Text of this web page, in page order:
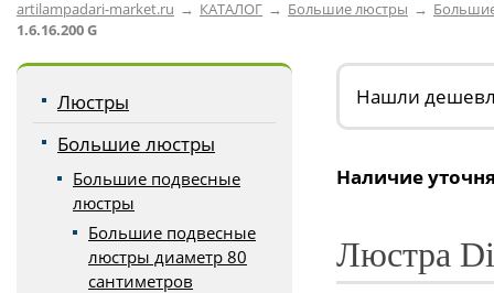
artilampadari-market.ru КАТАЛОГ Большие люстры
1.6.16.200 G
Люстры
Большие люстры
Большие подвесные
люстры
Большие подвесные
люстры диаметр 80
сантиметров
Нашли
Наличие
Люстра